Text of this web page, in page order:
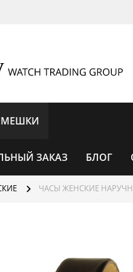
ЗАКАЗ БЛОГ
ЧАСЫ ЖЕНСКИЕ